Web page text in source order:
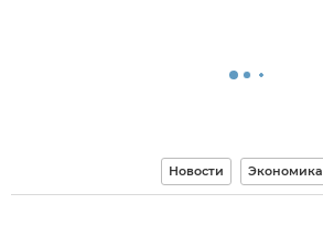
Новости Экономика